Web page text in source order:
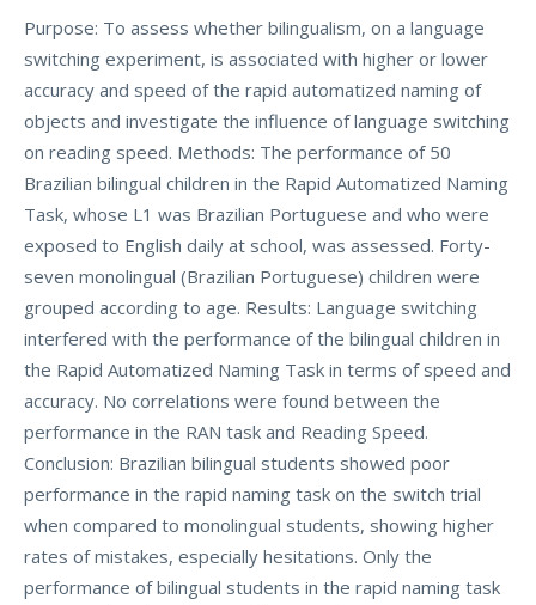
Purpose: To assess whether bilingualism, on a language
switching experiment, is associated with higher or lower
accuracy and speed of the rapid automatized naming of
objects and investigate the influence of language switching
on reading speed. Methods: The performance of 50
Brazilian bilingual children in the Rapid Automatized Naming
Task, whose L1 was Brazilian Portuguese and who were
exposed to English daily at school, was assessed. Forty-
seven monolingual (Brazilian Portuguese) children were
grouped according to age. Results: Language switching
interfered with the performance of the bilingual children in
the Rapid Automatized Naming Task in terms of speed and
accuracy. No correlations were found between the
performance in the RAN task and Reading Speed.
Conclusion: Brazilian bilingual students showed poor
performance in the rapid naming task on the switch trial
when compared to monolingual students, showing higher
rates of mistakes, especially hesitations. Only the
performance of bilingual students in the rapid naming task